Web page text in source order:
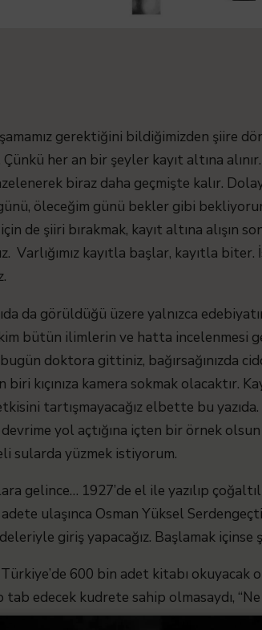
gerektiğini bildiğimizden şiire
her an bir şeyler kayıt altına
biraz daha geçmişte kalır.
öleceğim günü bekler gibi
de şiiri bırakmak, kayıt altına alışın
Varlığımız kayıtla başlar, kayıtla biter.
da görüldüğü üzere yalnızca
bütün ilimlerin ve hatta incelenmesi
bugün doktora gittiniz, bağırsağınızda
kıçınıza kamera sokmak olacaktır.
tartışmayacağız elbette bu yazıda.
yol açtığına içten bir örnek
sularda yüzmek istiyorum.
gelince… 1927’de el ile yazılıp
adete ulaşınca Osman Yüksel
giriş yapacağız. Başlamak içinse
600 bin adet kitabı
edecek kudrete sahip olmasaydı,